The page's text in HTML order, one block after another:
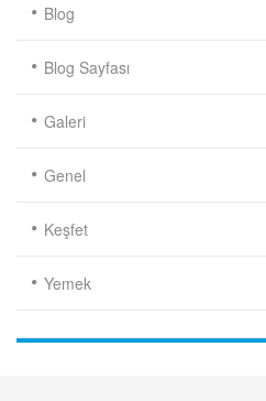
Blog
Blog Sayfası
Galeri
Genel
Keşfet
Yemek